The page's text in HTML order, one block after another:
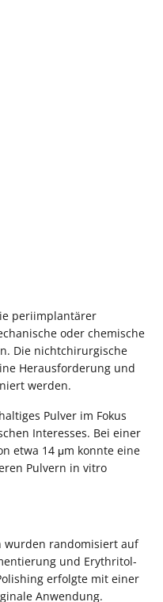
periimplantärer
oder chemische
Die nichtchirurgische
Herausforderung und
werden.
Pulver im Fokus
Interesses. Bei einer
etwa 14 μm konnte eine
Pulvern in vitro
wurden randomisiert auf
und Erythritol-
erfolgte mit einer
Anwendung.